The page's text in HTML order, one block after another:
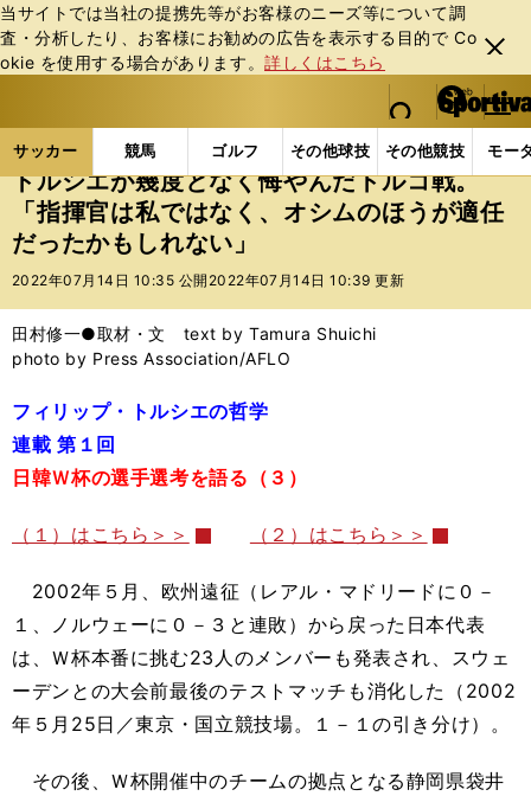
当サイトでは当社の提携先等がお客様のニーズ等について調
査・分析したり、お客様にお勧めの広告を表⽰する⽬的で Co
okie を使⽤する場合があります。詳しくはこちら
閉じ
る
web Sportiva (webスポルティーバ)
検索
マイペ
ー
ジ
メニュ
サッカー 競馬 ゴルフ その他球技 その他競技 モー
ス
ポ
ル
テ
ー
バ
サッカーの記事一覧 サッカー代表 日本代表 ト
トルシエが幾度となく悔やんだトルコ戦。
「指揮官は私ではなく、オシムのほうが適任
だったかもしれない」
2022年07月14日 10:35 公開 2022年07月14日 10:39 更新
田村修一●取材・文 text by Tamura Shuichi
photo by Press Association/AFLO
フィリップ・トルシエの哲学
連載 第１回
日韓Ｗ杯の選手選考を語る（３）
（１）はこちら＞＞ （２）はこちら＞＞
2002年５月、欧州遠征（レアル・マドリードに０－
１、ノルウェーに０－３と連敗）から戻った日本代表
は、Ｗ杯本番に挑む23人のメンバーも発表され、スウェ
ーデンとの大会前最後のテストマッチも消化した（2002
年５月25日／東京・国立競技場。１－１の引き分け）。
その後、Ｗ杯開催中のチームの拠点となる静岡県袋井